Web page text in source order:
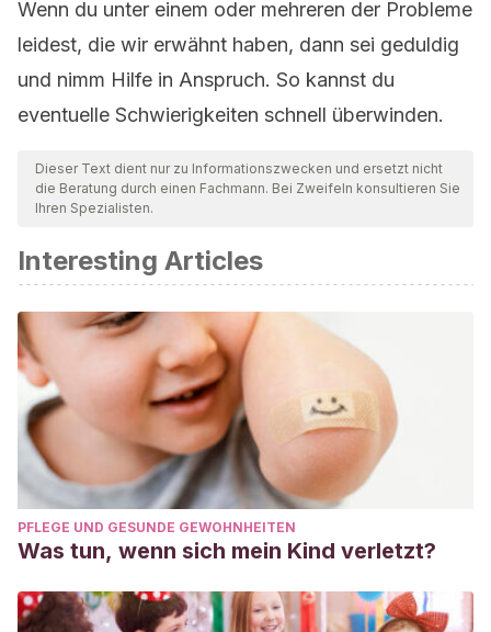
Wenn du unter einem oder mehreren der Probleme
leidest, die wir erwähnt haben, dann sei geduldig
und nimm Hilfe in Anspruch. So kannst du
eventuelle Schwierigkeiten schnell überwinden.
Dieser Text dient nur zu Informationszwecken und ersetzt nicht
die Beratung durch einen Fachmann. Bei Zweifeln konsultieren Sie
Ihren Spezialisten.
Interesting Articles
PFLEGE UND GESUNDE GEWOHNHEITEN
Was tun, wenn sich mein Kind verletzt?